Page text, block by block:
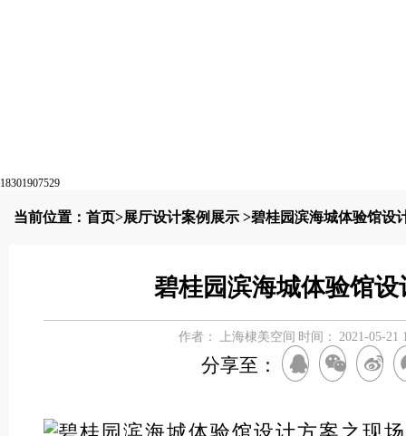
18301907529
当前位置： 首页>展厅设计案例展示>碧桂园滨海城体验馆设
碧桂园滨海城体验馆设
作者： 上海棣美空间 时间： 2021-05-21
分享至：